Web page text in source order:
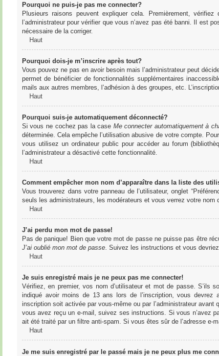
Pourquoi ne puis-je pas me connecter?
Plusieurs raisons peuvent expliquer cela. Premièrement,
l’administrateur pour vérifier que vous n’avez pas été banni. Il est
nécessaire de la corriger.
Haut
Pourquoi dois-je m’inscrire après tout?
Vous pouvez ne pas en avoir besoin mais l’administrateur peut
permet de bénéficier de fonctionnalités supplémentaires
mails aux autres membres, l’adhésion à des groupes, etc.
Haut
Pourquoi suis-je automatiquement déconnecté?
Si vous ne cochez pas la case Me connecter automatiquement à
déterminée. Cela empêche l’utilisation abusive de votre compte.
vous utilisez un ordinateur public pour accéder au forum
l’administrateur a désactivé cette fonctionnalité.
Haut
Comment empêcher mon nom d’apparaître dans la liste des
Vous trouverez dans votre panneau de l’utilisateur, onglet
seuls les administrateurs, les modérateurs et vous verrez votre
Haut
J’ai perdu mon mot de passe!
Pas de panique! Bien que votre mot de passe ne puisse pas être
J’ai oublié mon mot de passe. Suivez les instructions et vous
Haut
Je suis enregistré mais je ne peux pas me connecter!
Vérifiez, en premier, vos nom d’utilisateur et mot de passe.
indiqué avoir moins de 13 ans lors de l’inscription, vous
inscription soit activée par vous-même ou par l’administrateur
vous avez reçu un e-mail, suivez ses instructions. Si vous n’avez
ait été traité par un filtre anti-spam. Si vous êtes sûr de l’adresse e-
Haut
Je me suis enregistré par le passé mais je ne peux plus me